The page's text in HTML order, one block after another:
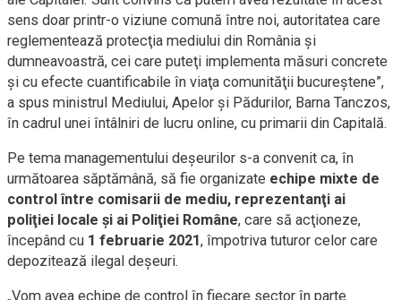
sens doar printr-o viziune comună între noi, autoritatea care
reglementează protecţia mediului din România şi
dumneavoastră, cei care puteţi implementa măsuri concrete
şi cu efecte cuantificabile în viaţa comunităţii bucureştene”,
a spus ministrul Mediului, Apelor şi Pădurilor, Barna Tanczos,
în cadrul unei întâlniri de lucru online, cu primarii din Capitală.
Pe tema managementului deşeurilor s-a convenit ca, în
următoarea săptămână, să fie organizate echipe mixte de
control între comisarii de mediu, reprezentanţi ai
poliţiei locale şi ai Poliţiei Române, care să acţioneze,
începând cu 1 februarie 2021, împotriva tuturor celor care
depozitează ilegal deşeuri.
„Vom avea echipe de control în fiecare sector în parte.